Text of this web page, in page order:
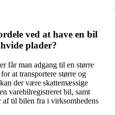
ved at have en bil
plader?
får man adgang til en større
at transportere større og
der være skattemæssige
varebilregistreret bil, samt
til bilen fra i virksomhedens